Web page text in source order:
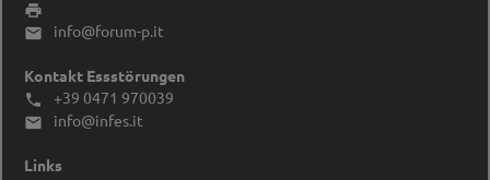


info@forum-p.it
Kontakt Essstörungen
 +39 0471 970039
 info@infes.it
Links